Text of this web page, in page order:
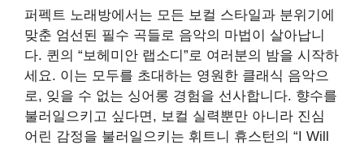
퍼펙트 노래방에서는 모든 보컬 스타일과 분위기에
맞춘 엄선된 필수 곡들로 음악의 마법이 살아납니
다. 퀸의 “보헤미안 랩소디”로 여러분의 밤을 시작하
세요. 이는 모두를 초대하는 영원한 클래식 음악으
로, 잊을 수 없는 싱어롱 경험을 선사합니다. 향수를
불러일으키고 싶다면, 보컬 실력뿐만 아니라 진심
어린 감정을 불러일으키는 휘트니 휴스턴의 “I Will